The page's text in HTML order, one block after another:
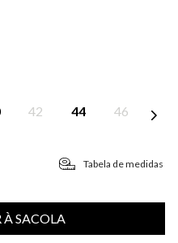
42 44 46
Tabela de medidas
SACOLA